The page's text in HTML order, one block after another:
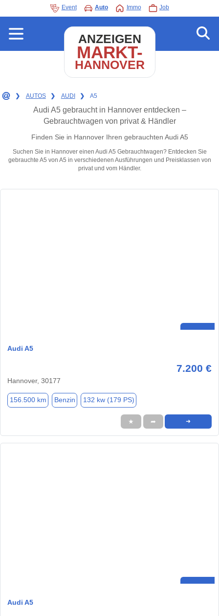
Event Auto Immo Job
ANZEIGEN
MARKT-
HANNOVER
❯ AUTOS ❯ AUDI ❯ A5
Audi A5 gebraucht in Hannover entdecken –
Gebrauchtwagen von privat & Händler
Finden Sie in Hannover Ihren gebrauchten Audi A5
Suchen Sie in Hannover einen Audi A5 Gebrauchtwagen? Entdecken Sie
gebrauchte A5 von A5 in verschiedenen Ausführungen und Preisklassen von
privat und vom Händler.
Audi A5
7.200 €
Hannover, 30177
156.500 km Benzin 132 kw (179 PS)
★ ➦ ➜
Audi A5